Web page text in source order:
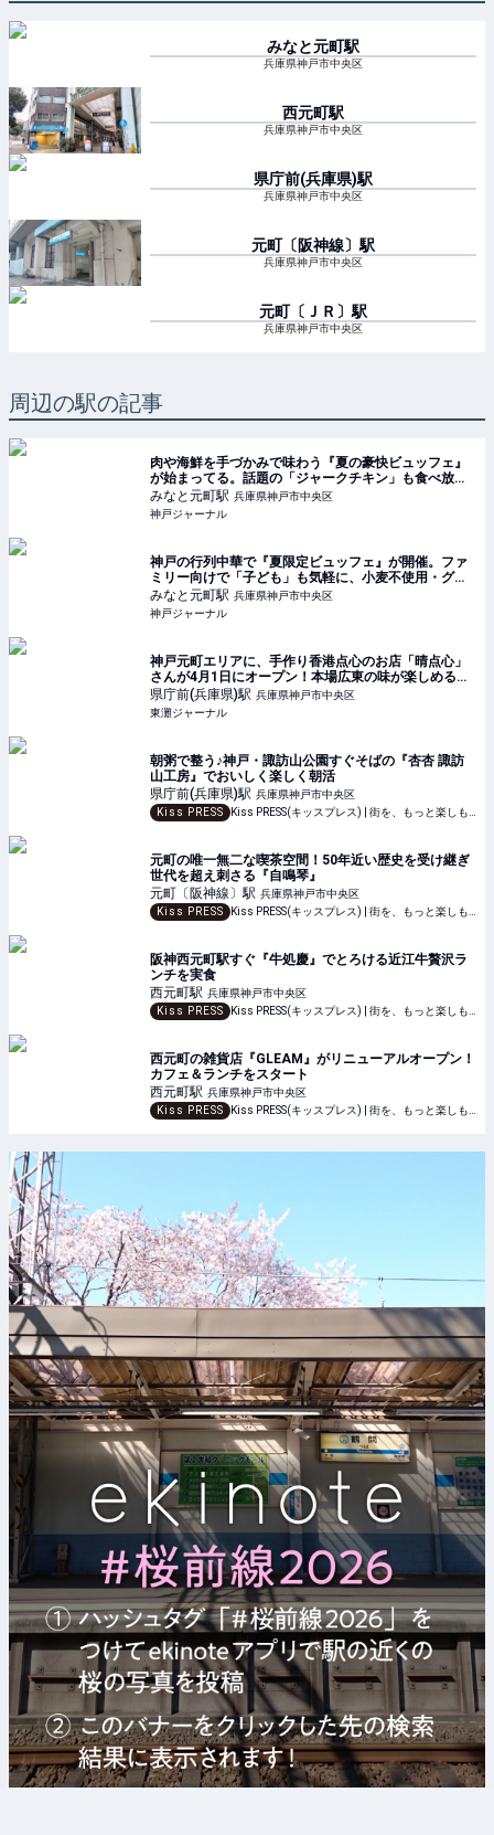
みなと元町駅
兵庫県神戸市中央区
西元町駅
兵庫県神戸市中央区
県庁前(兵庫県)駅
兵庫県神戸市中央区
元町〔阪神線〕 駅
兵庫県神戸市中央区
元町〔ＪＲ〕 駅
兵庫県神戸市中央区
周辺の駅の記事
肉や海鮮を手づかみで味わう『夏の豪快ビュッフェ』
が始まってる。話題の「ジャークチキン」も食べ放
題。ポートタワーホテル | 神戸ジャーナル
みなと元町駅 兵庫県神戸市中央区
神戸ジャーナル
神戸の行列中華で『夏限定ビュッフェ』が開催。ファ
ミリー向けで「子ども」も気軽に、小麦不使用・グル
テンフリー | 神戸ジャーナル
みなと元町駅 兵庫県神戸市中央区
神戸ジャーナル
神戸元町エリアに、手作り香港点心のお店「晴点心」
さんが4月1日にオープン！本場広東の味が楽しめるみ
たい #新規オープン #新店情報 #開店情報 #晴点心 | 東
灘ジャーナル
県庁前(兵庫県)駅 兵庫県神戸市中央区
東灘ジャーナル
朝粥で整う♪神戸・諏訪山公園すぐそばの『杏杏 諏訪
山工房』でおいしく楽しく朝活
県庁前(兵庫県)駅 兵庫県神戸市中央区
Kiss PRESS
元町の唯一無二な喫茶空間！50年近い歴史を受け継ぎ
世代を超え刺さる『自鳴琴』
元町〔阪神線〕駅 兵庫県神戸市中央区
Kiss PRESS
阪神西元町駅すぐ『牛処慶』でとろける近江牛贅沢ラ
ンチを実食
西元町駅 兵庫県神戸市中央区
Kiss PRESS
西元町の雑貨店『GLEAM』がリニューアルオープン！
カフェ＆ランチをスタート
西元町駅 兵庫県神戸市中央区
Kiss PRESS